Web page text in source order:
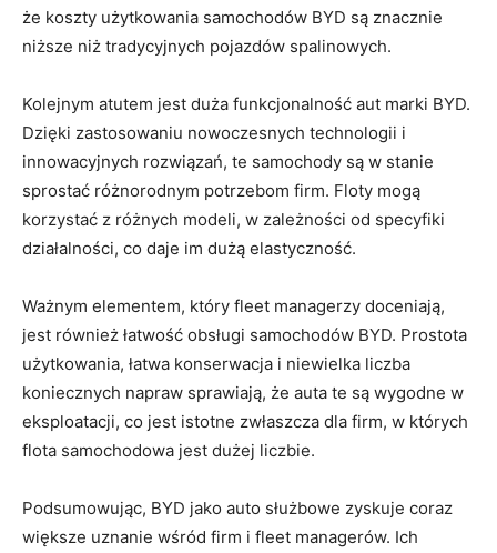
że koszty użytkowania samochodów BYD‍ są znacznie
niższe‌ niż tradycyjnych pojazdów spalinowych.
Kolejnym atutem ⁣jest duża⁢ funkcjonalność aut marki BYD.
Dzięki zastosowaniu‌ nowoczesnych⁣ technologii i⁢
innowacyjnych ⁢rozwiązań, te samochody ‍są w ‍stanie
sprostać różnorodnym potrzebom firm. Floty mogą
korzystać z różnych modeli, w‍ zależności od specyfiki‌
działalności, co​ daje im dużą elastyczność.
Ważnym elementem, który fleet managerzy doceniają,
jest również łatwość obsługi samochodów BYD. Prostota
użytkowania, łatwa konserwacja i niewielka liczba‌
koniecznych ‍napraw sprawiają, że auta⁤ te ⁢są wygodne ​w
eksploatacji, co jest istotne zwłaszcza dla ​firm, w których
flota samochodowa jest dużej⁤ liczbie.
Podsumowując, BYD jako auto służbowe zyskuje coraz
większe uznanie wśród firm i fleet managerów. ⁢Ich